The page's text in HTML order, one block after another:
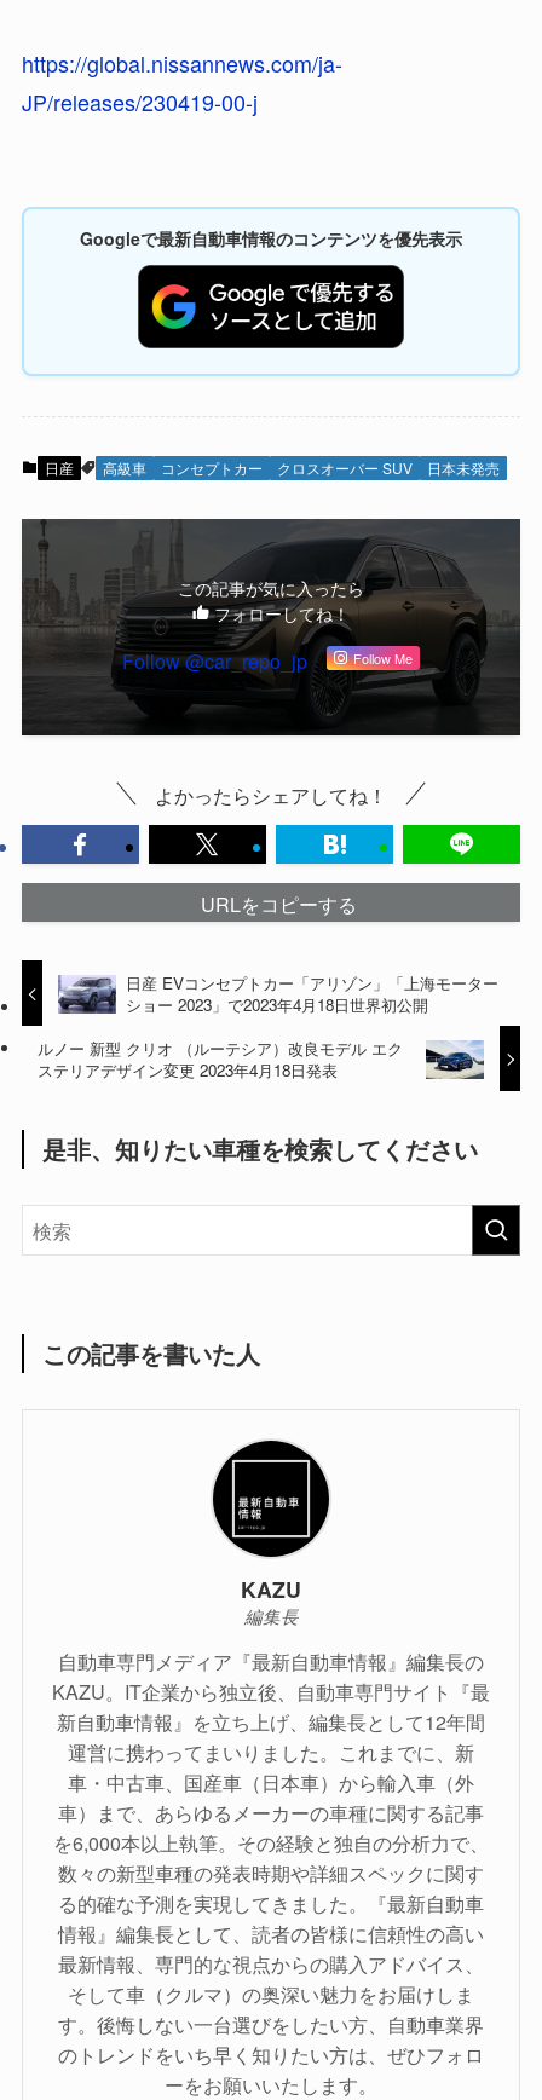
https://global.nissannews.com/ja-
JP/releases/230419-00-j
Googleで最新自動車情報のコンテンツを優先表示
日産 高級車 コンセプトカー クロスオーバー SUV 日本未発売
この記事が気に入ったら
フォローしてね！
Follow @car_repo_jp Follow Me
よかったらシェアしてね！
URLをコピーする
日産 EVコンセプトカー「アリゾン」「上海モーター
ショー 2023」で2023年4月18日世界初公開
ルノー 新型 クリオ （ルーテシア）改良モデル エク
ステリアデザイン変更 2023年4月18日発表
是非、知りたい車種を検索してください
この記事を書いた人
KAZU
編集長
自動車専門メディア『最新自動車情報』編集長の
KAZU。IT企業から独立後、自動車専門サイト『最
新自動車情報』を立ち上げ、編集長として12年間
運営に携わってまいりました。これまでに、新
車・中古車、国産車（日本車）から輸入車（外
車）まで、あらゆるメーカーの車種に関する記事
を6,000本以上執筆。その経験と独自の分析力で、
数々の新型車種の発表時期や詳細スペックに関す
る的確な予測を実現してきました。『最新自動車
情報』編集長として、読者の皆様に信頼性の高い
最新情報、専門的な視点からの購入アドバイス、
そして車（クルマ）の奥深い魅力をお届けしま
す。後悔しない一台選びをしたい方、自動車業界
のトレンドをいち早く知りたい方は、ぜひフォロ
ーをお願いいたします。